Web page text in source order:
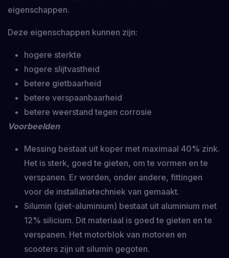
eigenschappen.
Deze eigenschappen kunnen zijn:
hogere sterkte
hogere slijtvastheid
betere gietbaarheid
betere verspaanbaarheid
betere weerstand tegen corrosie
Voorbeelden
Messing bestaat uit koper met maximaal 40% zink.
Het is sterk, goed te gieten, om te vormen en te
verspanen. Er worden, onder andere, fittingen
voor de installatietechniek van gemaakt.
Silumin (giet-aluminium) bestaat uit aluminium met
12% silicium. Dit materiaal is goed te gieten en te
verspanen. Het motorblok van motoren en
scooters zijn uit silumin gegoten.